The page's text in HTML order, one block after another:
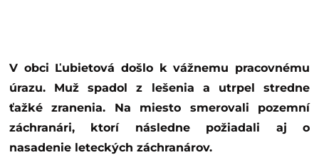
V obci Ľubietová došlo k vážnemu pracovnému
úrazu. Muž spadol z lešenia a utrpel stredne
ťažké zranenia. Na miesto smerovali pozemní
záchranári, ktorí následne požiadali aj o
nasadenie leteckých záchranárov.